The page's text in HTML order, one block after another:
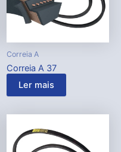
Correia A
Correia A 37
Ler mais